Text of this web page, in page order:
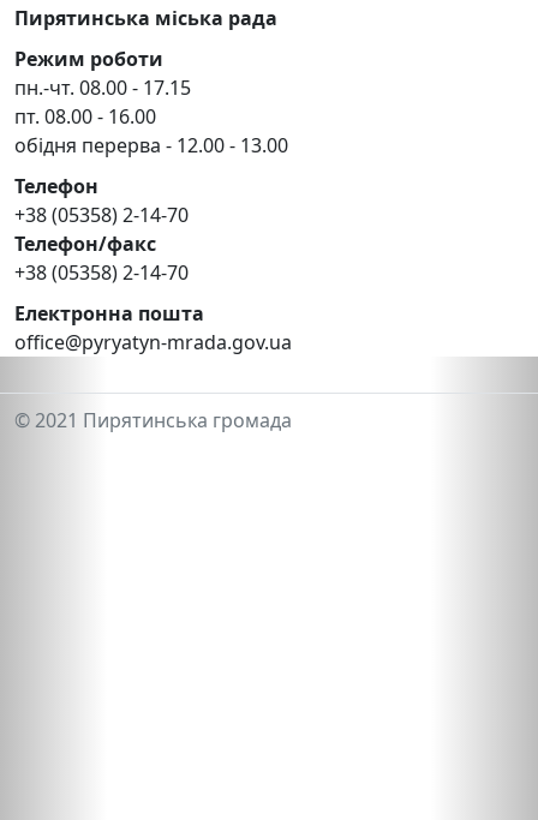
Пирятинська міська рада
Режим роботи
пн.-чт. 08.00 - 17.15
пт. 08.00 - 16.00
обідня перерва - 12.00 - 13.00
Телефон
+38 (05358) 2-14-70
Телефон/факс
+38 (05358) 2-14-70
Електронна пошта
office@pyryatyn-mrada.gov.ua
© 2021 Пирятинська громада